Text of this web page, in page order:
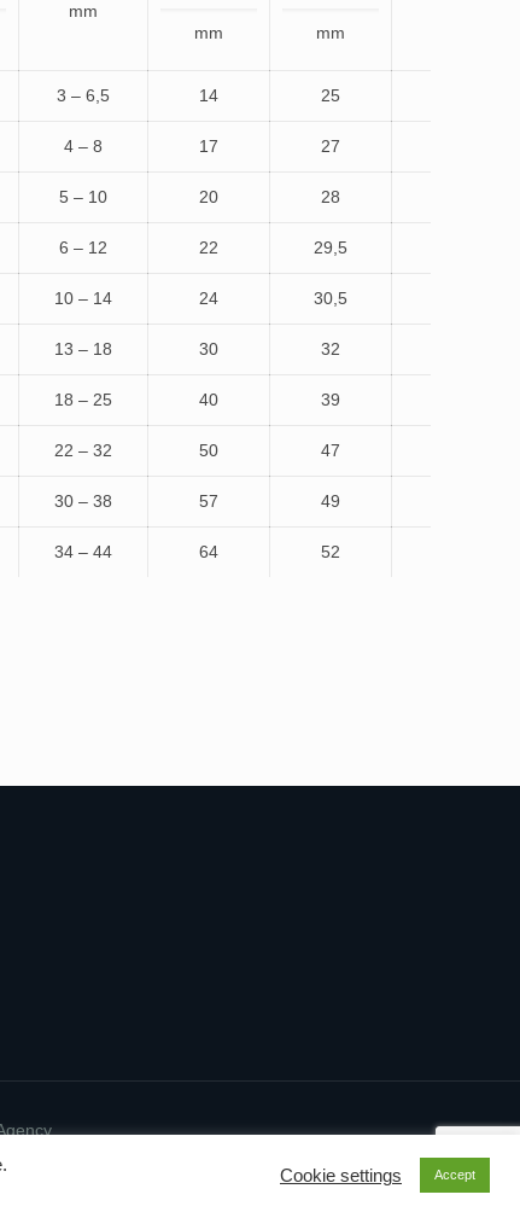
mm
mm
mm
3 – 6,5 14 25
4 – 8 17 27
5 – 10 20 28
6 – 12 22 29,5
10 – 14 24 30,5
13 – 18 30 32
18 – 25 40 39
22 – 32 50 47
30 – 38 57 49
34 – 44 64 52
Cookie settings Accept